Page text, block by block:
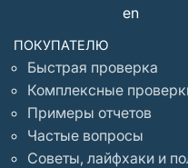
ПОКУПАТЕЛЮ
Быстрая проверка
Комплексные
Примеры отчетов
Частые вопросы
Советы, лайфхаки и